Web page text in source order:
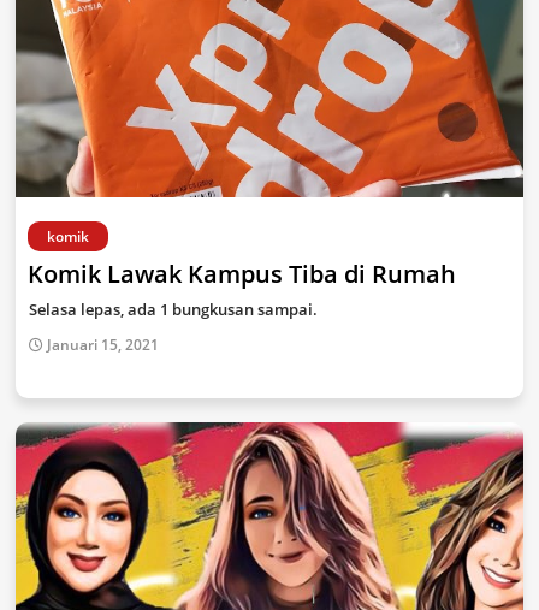
komik
Komik Lawak Kampus Tiba di Rumah
Selasa lepas, ada 1 bungkusan sampai.
Januari 15, 2021